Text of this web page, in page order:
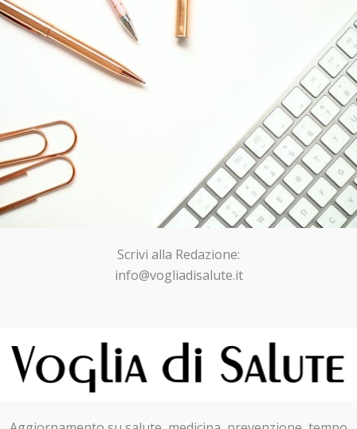
Scrivi alla Redazione:
info@vogliadisalute.it